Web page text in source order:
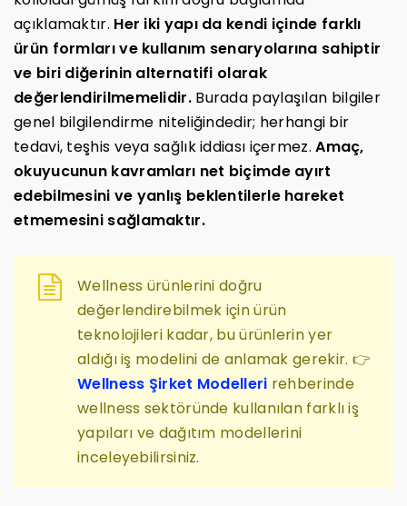
açıklamaktır. Her iki yapı da kendi içinde farklı
ürün formları ve kullanım senaryolarına sahiptir
ve biri diğerinin alternatifi olarak
değerlendirilmemelidir.Burada paylaşılan bilgiler
genel bilgilendirme niteliğindedir; herhangi bir
tedavi, teşhis veya sağlık iddiası içermez.Amaç,
okuyucunun kavramları net biçimde ayırt
edebilmesini ve yanlış beklentilerle hareket
etmemesini sağlamaktır.
Wellness ürünlerini doğru
değerlendirebilmek için ürün
teknolojileri kadar, bu ürünlerin yer
aldığı iş modelini de anlamak gerekir. 👉
Wellness Şirket Modelleri rehberinde
wellness sektöründe kullanılan farklı iş
yapıları ve dağıtım modellerini
inceleyebilirsiniz.